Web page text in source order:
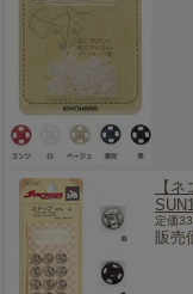
【
定価
販売